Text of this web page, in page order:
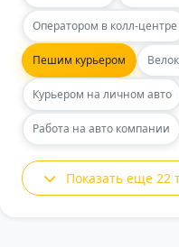
Оператором в колл-центре
Пешим курьером
Курьером на личном авто
Работа на авто компании
Показать еще 22